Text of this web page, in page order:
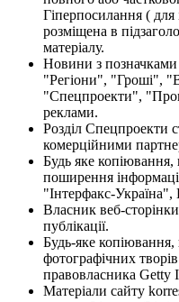
Гіперпосилання (
розміщена в
матеріалу.
Новини з
"Регіони", "Гроші",
"Спецпроекти",
реклами.
Розділ Спецпроекти
комерційними
Будь яке копіювання,
поширення
"Інтерфакс-Україна",
Власник веб-
публікації.
Будь-яке копіювання,
фотографічних творів
правовласника Getty
Матеріали сайту